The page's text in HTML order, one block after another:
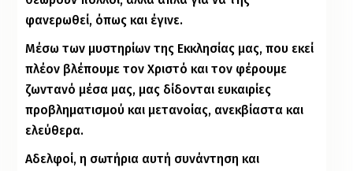
φανερωθεί, όπως και έγινε.
Μέσω των μυστηρίων της Εκκλησίας μας, που εκεί
πλέον βλέπουμε τον Χριστό και τον φέρουμε
ζωντανό μέσα μας, μας δίδονται ευκαιρίες
προβληματισμού και μετανοίας, ανεκβίαστα και
ελεύθερα.
Αδελφοί, η σωτήρια αυτή συνάντηση και